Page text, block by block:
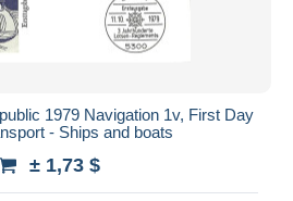
1979 Navigation 1v, First Day
- Ships and boats
± 1,73 $